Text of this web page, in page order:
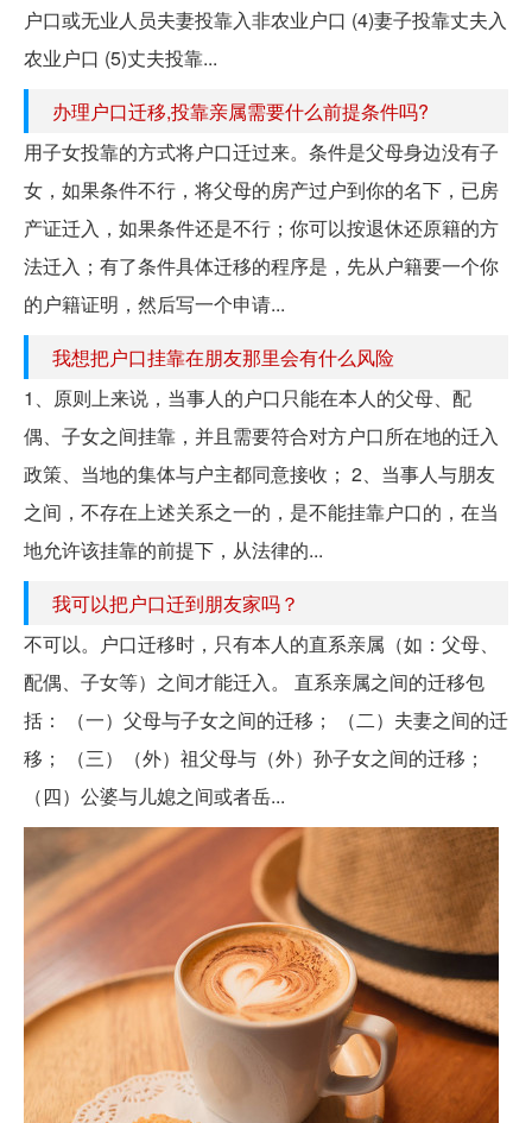
户口或无业人员夫妻投靠入非农业户口 (4)妻子投靠丈夫入
农业户口 (5)丈夫投靠...
办理户口迁移,投靠亲属需要什么前提条件吗?
用子女投靠的方式将户口迁过来。条件是父母身边没有子
女，如果条件不行，将父母的房产过户到你的名下，已房
产证迁入，如果条件还是不行；你可以按退休还原籍的方
法迁入；有了条件具体迁移的程序是，先从户籍要一个你
的户籍证明，然后写一个申请...
我想把户口挂靠在朋友那里会有什么风险
1、原则上来说，当事人的户口只能在本人的父母、配
偶、子女之间挂靠，并且需要符合对方户口所在地的迁入
政策、当地的集体与户主都同意接收； 2、当事人与朋友
之间，不存在上述关系之一的，是不能挂靠户口的，在当
地允许该挂靠的前提下，从法律的...
我可以把户口迁到朋友家吗？
不可以。户口迁移时，只有本人的直系亲属（如：父母、
配偶、子女等）之间才能迁入。 直系亲属之间的迁移包
括： （一）父母与子女之间的迁移； （二）夫妻之间的迁
移； （三）（外）祖父母与（外）孙子女之间的迁移；
（四）公婆与儿媳之间或者岳...